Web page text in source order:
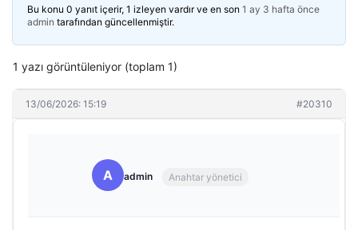
Bu konu 0 yanıt içerir, 1 izleyen vardır ve en son 1 ay 3 hafta önce
admin tarafından güncellenmiştir.
1 yazı görüntüleniyor (toplam 1)
13/06/2026: 15:19 #20310
A admin Anahtar yönetici